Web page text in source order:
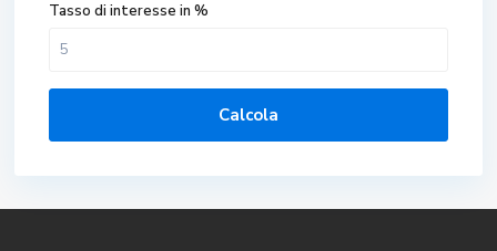
Tasso di interesse in %
Calcola